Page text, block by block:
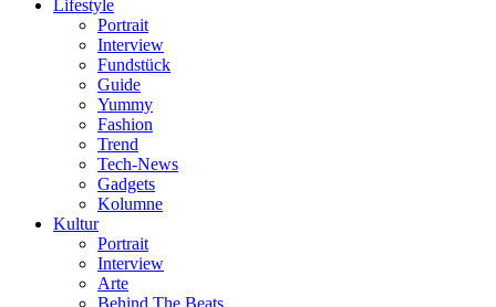
Lifestyle
Portrait
Interview
Fundstück
Guide
Yummy
Fashion
Trend
Tech-News
Gadgets
Kolumne
Kultur
Portrait
Interview
Arte
Behind The Beats